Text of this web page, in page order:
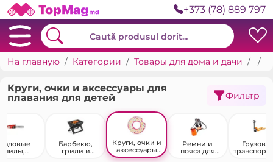
+373 (78) 889 797
На главную Категории Товары для дома и дачи
Круги, очки и аксессуары для
плавания для детей
Фильтр
пилы,
Барбекю,
грили и
Круги, очки и
аксессуары
для плавания
Ремни и
пояса для